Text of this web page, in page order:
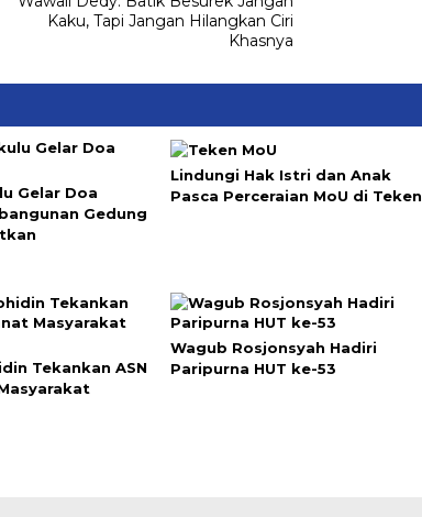
Kaku, Tapi Jangan Hilangkan Ciri
Khasnya
Gelar Doa
Gedung
Lindungi Hak Istri dan Anak
Pasca Perceraian MoU di Teken
Tekankan ASN
Wagub Rosjonsyah Hadiri
Paripurna HUT ke-53